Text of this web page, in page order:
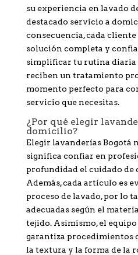
su experiencia en lavado
destacado servicio a
consecuencia, cada
solución completa y
simplificar tu rutina diaria
reciben un tratamiento
momento perfecto para
servicio que necesitas.
¿Por qué elegir
domicilio?
Elegir lavanderías Bogotá
significa confiar en
profundidad el cuidado de
Además, cada artículo es
proceso de lavado, por lo
adecuadas según el
tejido. Asimismo, el
garantiza procedimientos
la textura y la forma de la